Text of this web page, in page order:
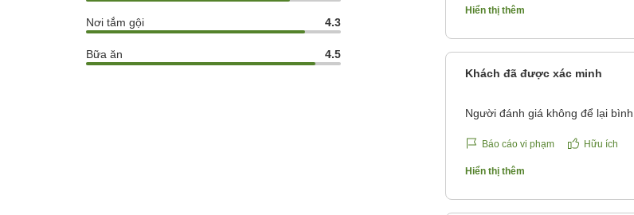
Nơi tắm gội 4.3
Bữa ăn 4.5
クチコミの詳細はこちらから
reviewId=33123478522969
Hiển thị thêm
Khách đã được xác minh
Người đánh giá không để lại bình
Báo cáo vi phạm Hữu ích
Hiển thị thêm